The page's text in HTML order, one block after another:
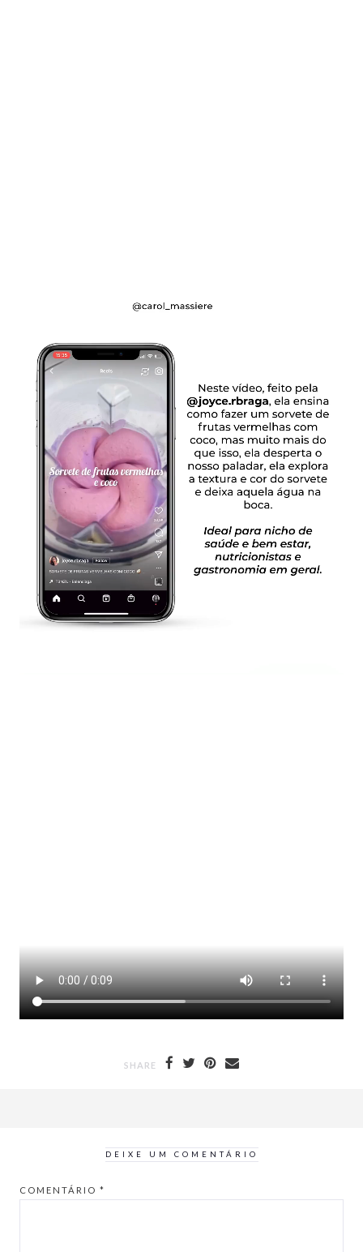
SHARE
DEIXE UM COMENTÁRIO
COMENTÁRIO *